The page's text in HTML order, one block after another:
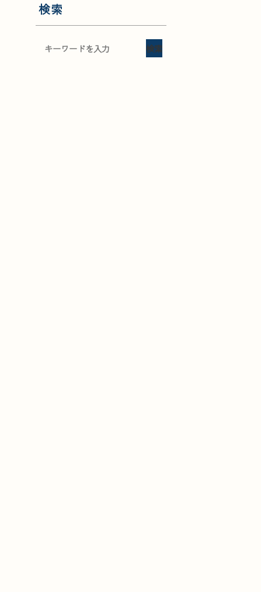
検索
検索